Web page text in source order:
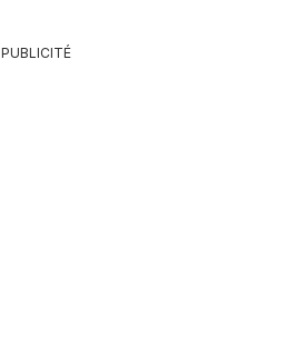
PUBLICITÉ